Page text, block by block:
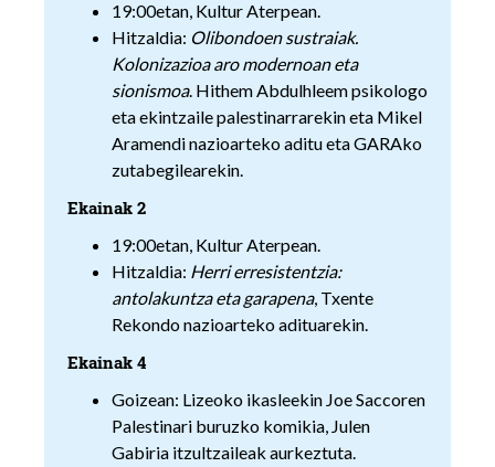
19:00etan, Kultur Aterpean.
Hitzaldia: Olibondoen sustraiak.
Kolonizazioa aro modernoan eta
sionismoa. Hithem Abdulhleem psikologo
eta ekintzaile palestinarrarekin eta Mikel
Aramendi nazioarteko aditu eta GARAko
zutabegilearekin.
Ekainak 2
19:00etan, Kultur Aterpean.
Hitzaldia: Herri erresistentzia:
antolakuntza eta garapena, Txente
Rekondo nazioarteko adituarekin.
Ekainak 4
Goizean: Lizeoko ikasleekin Joe Saccoren
Palestinari buruzko komikia, Julen
Gabiria itzultzaileak aurkeztuta.